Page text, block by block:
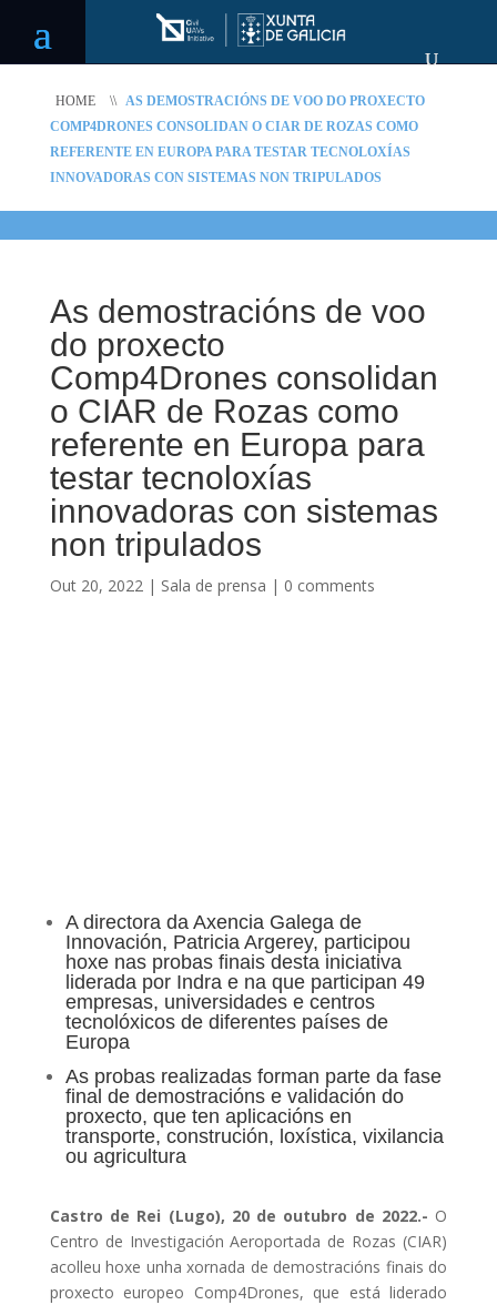
HOME \\
AS DEMOSTRACIÓNS DE VOO DO PROXECTO
COMP4DRONES CONSOLIDAN O CIAR DE ROZAS COMO
REFERENTE EN EUROPA PARA TESTAR TECNOLOXÍAS
INNOVADORAS CON SISTEMAS NON TRIPULADOS
As demostracións de voo
do proxecto
Comp4Drones consolidan
o CIAR de Rozas como
referente en Europa para
testar tecnoloxías
innovadoras con sistemas
non tripulados
Out 20, 2022 | Sala de prensa | 0 comments
A directora da Axencia Galega de
Innovación, Patricia Argerey, participou
hoxe nas probas finais desta iniciativa
liderada por Indra e na que participan 49
empresas, universidades e centros
tecnolóxicos de diferentes países de
Europa
As probas realizadas forman parte da fase
final de demostracións e validación do
proxecto, que ten aplicacións en
transporte, construción, loxística, vixilancia
ou agricultura
Castro de Rei (Lugo), 20 de outubro de 2022.- O
Centro de Investigación Aeroportada de Rozas (CIAR)
acolleu hoxe unha xornada de demostracións finais do
proxecto europeo Comp4Drones, que está liderado